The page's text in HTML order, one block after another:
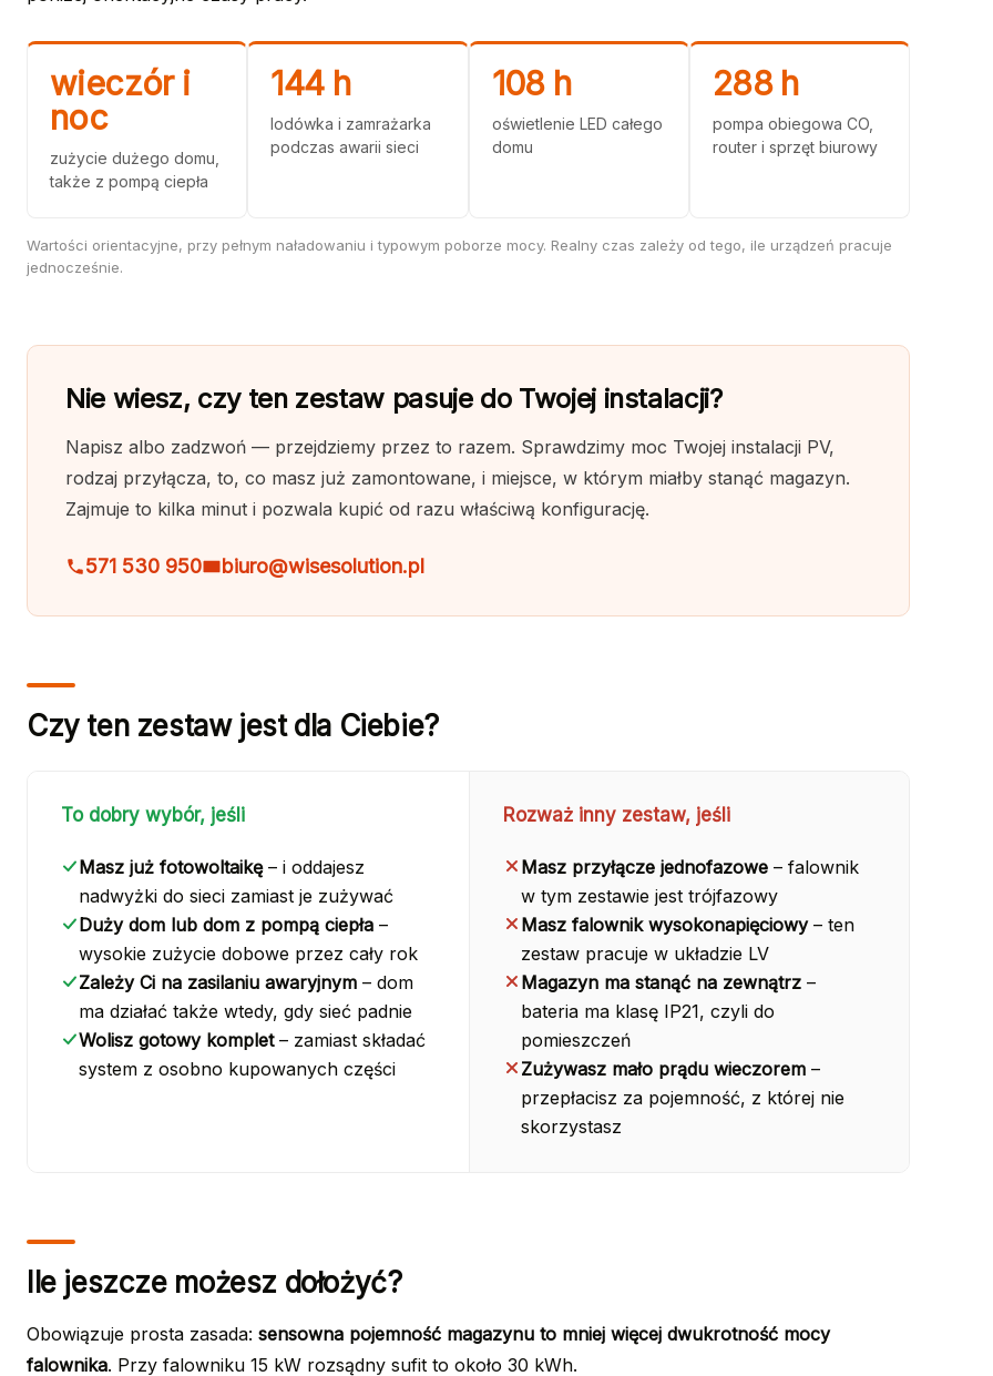
wieczór i
noc
zużycie dużego domu,
także z pompą ciepła
144 h
lodówka i zamrażarka
podczas awarii sieci
108 h
oświetlenie LED całego
domu
288 h
pompa obiegowa CO,
router i sprzęt biurowy
Wartości orientacyjne, przy pełnym naładowaniu i typowym poborze mocy. Realny czas zależy od tego, ile urządzeń pracuje
jednocześnie.
Nie wiesz, czy ten zestaw pasuje do Twojej instalacji?
Napisz albo zadzwoń — przejdziemy przez to razem. Sprawdzimy moc Twojej instalacji PV,
rodzaj przyłącza, to, co masz już zamontowane, i miejsce, w którym miałby stanąć magazyn.
Zajmuje to kilka minut i pozwala kupić od razu właściwą konfigurację.
571 530 950 biuro@wisesolution.pl
Czy ten zestaw jest dla Ciebie?
To dobry wybór, jeśli
Masz już fotowoltaikę– i oddajesz
nadwyżki do sieci zamiast je zużywać
Duży dom lub dom z pompą ciepła –
wysokie zużycie dobowe przez cały rok
Zależy Ci na zasilaniu awaryjnym – dom
ma działać także wtedy, gdy sieć padnie
Wolisz gotowy komplet– zamiast składać
system z osobno kupowanych części
Rozważ inny zestaw, jeśli
Masz przyłącze jednofazowe– falownik
w tym zestawie jest trójfazowy
Masz falownik wysokonapięciowy– ten
zestaw pracuje w układzie LV
Magazyn ma stanąć na zewnątrz–
bateria ma klasę IP21, czyli do
pomieszczeń
Zużywasz mało prądu wieczorem–
przepłacisz za pojemność, z której nie
skorzystasz
Ile jeszcze możesz dołożyć?
Obowiązuje prosta zasada: sensowna pojemność magazynu to mniej więcej dwukrotność mocy
falownika. Przy falowniku 15 kW rozsądny sufit to około 30 kWh.